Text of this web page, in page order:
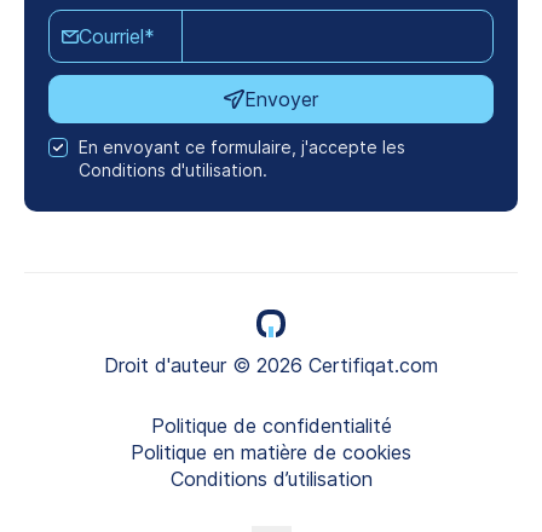
Courriel*
Envoyer
En envoyant ce formulaire, j'accepte les
Conditions d'utilisation.
Droit d'auteur © 2026 Certifiqat.com
Politique de confidentialité
Politique en matière de cookies
Conditions d’utilisation